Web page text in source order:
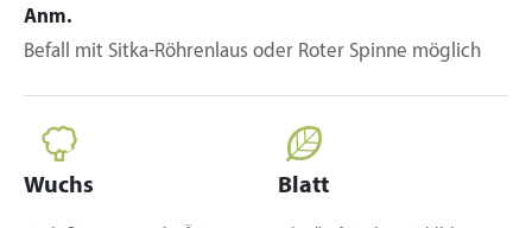
Anm.
Befall mit Sitka-Röhrenlaus oder Roter Spinne möglich
Wuchs Blatt